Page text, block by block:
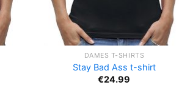
DAMES T-SHIRTS
Stay Bad Ass t-shirt
€24.99